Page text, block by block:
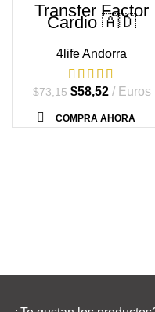
Transfer Factor
Cardio 🇦🇩
4life Andorra
$73,15 El
original
$58,52El
actual
Euros
COMPRA AHORA